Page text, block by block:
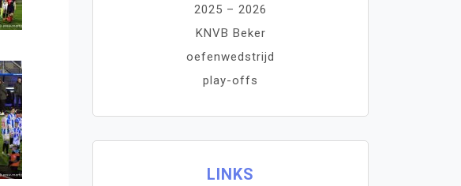
2025 – 2026
KNVB Beker
oefenwedstrijd
play-offs
LINKS